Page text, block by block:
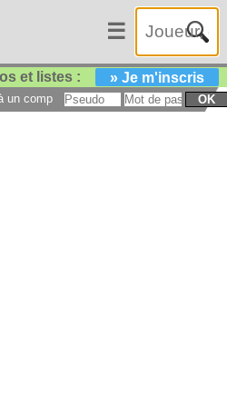
☰
et listes : » Je m'inscris
un compte : OK